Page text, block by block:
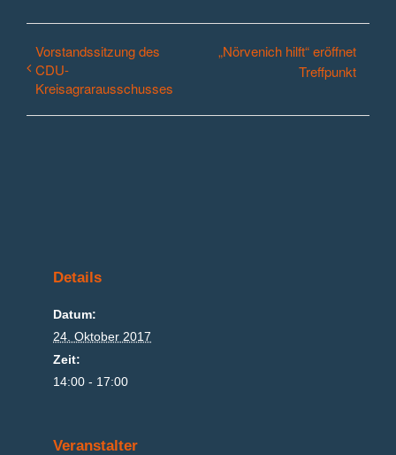
Vorstandssitzung des
CDU-
Kreisagrarausschusses
„Nörvenich hilft“ eröffnet
Treffpunkt
Details
Datum:
24. Oktober 2017
Zeit:
14:00 - 17:00
Veranstalter